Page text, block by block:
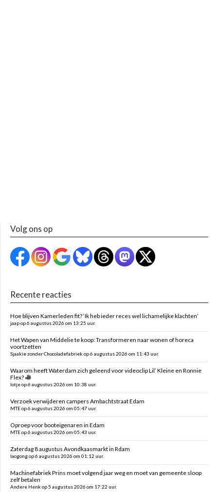
Volg ons op
Recente reacties
Hoe blijven Kamerleden fit? ‘Ik heb ieder reces wel lichamelijke klachten’
jaap op 6 augustus 2026 om 13:25 uur.
Het Wapen van Middelie te koop: Transformeren naar wonen of horeca
voortzetten
Sjaakie zonder Chocoladefabriek op 6 augustus 2026 om 11:43 uur.
Waarom heeft Waterdam zich geleend voor videoclip Lil’ Kleine en Ronnie
Flex?
lotje op 6 augustus 2026 om 10:38 uur.
Verzoek verwijderen campers Ambachtstraat Edam
MTE op 6 augustus 2026 om 05:47 uur.
Oproep voor booteigenaren in Edam
MTE op 6 augustus 2026 om 05:43 uur.
Zaterdag 8 augustus Avondkaasmarkt in Rdam
laogong op 6 augustus 2026 om 01:12 uur.
Machinefabriek Prins moet volgend jaar weg en moet van gemeente sloop
zelf betalen
Andere Henk op 5 augustus 2026 om 17:22 uur.